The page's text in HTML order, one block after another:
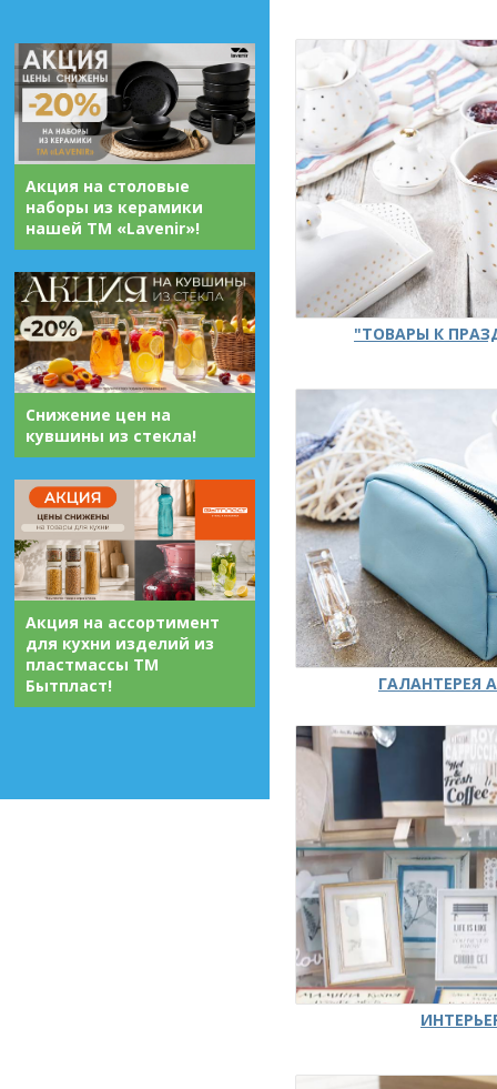
Акция на столовые
наборы из керамики
нашей ТМ «Lavenir»!
Снижение цен на
кувшины из стекла!
Акция на ассортимент
для кухни изделий из
пластмассы ТМ
Бытпласт!
"ТОВАРЫ К
ГАЛАНТЕРЕЯ